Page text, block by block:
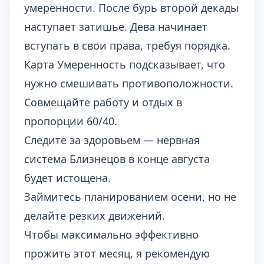
умеренности. После бурь второй декады
наступает затишье. Дева начинает
вступать в свои права, требуя порядка.
Карта Умеренность подсказывает, что
нужно смешивать противоположности.
Совмещайте работу и отдых в
пропорции 60/40.
Следите за здоровьем — нервная
система Близнецов в конце августа
будет истощена.
Займитесь планированием осени, но не
делайте резких движений.
Чтобы максимально эффективно
прожить этот месяц, я рекомендую